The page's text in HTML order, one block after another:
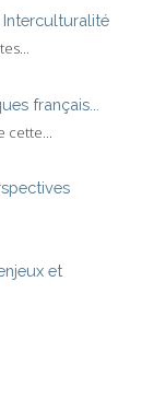
français...
cette...
et